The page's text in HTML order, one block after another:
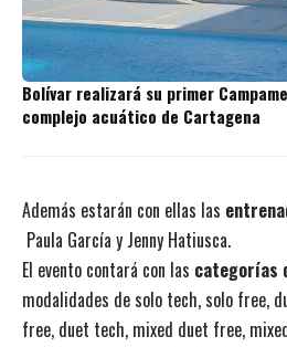
Bolívar realizará su primer
complejo acuático de Cartagena
Además estarán con ellas las
Paula García y Jenny Hatiusca.
El evento contará con las categorías
modalidades de solo tech, solo free,
free, duet tech, mixed duet free,